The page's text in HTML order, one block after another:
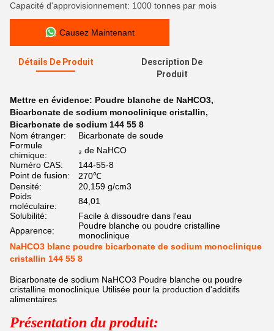
Capacité d'approvisionnement: 1000 tonnes par mois
Causez Maintenant
Détails De Produit
Description De
Produit
Mettre en évidence: Poudre blanche de NaHCO3,
Bicarbonate de sodium monoclinique cristallin,
Bicarbonate de sodium 144 55 8
Nom étranger:
Bicarbonate de soude
Formule
chimique:
₃ de NaHCO
Numéro CAS:
144-55-8
Point de fusion:
270℃
Densité:
20,159 g/cm3
Poids
moléculaire:
84,01
Solubilité:
Facile à dissoudre dans l'eau
Apparence:
Poudre blanche ou poudre cristalline
monoclinique
NaHCO3 blanc poudre bicarbonate de sodium monoclinique
cristallin 144 55 8
Bicarbonate de sodium NaHCO3 Poudre blanche ou poudre
cristalline monoclinique Utilisée pour la production d'additifs
alimentaires
Présentation du produit: